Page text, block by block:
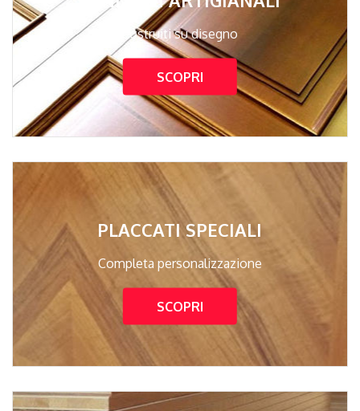
Costruiti su disegno
SCOPRI
PLACCATI SPECIALI
Completa personalizzazione
SCOPRI